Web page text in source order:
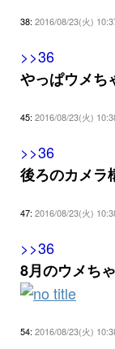
38: 2016/08/23(火)
>>36
やっぱウメち
45: 2016/08/23(火)
>>36
後ろのカメラ
47: 2016/08/23(火)
>>36
8月のウメち
54: 2016/08/23(火)